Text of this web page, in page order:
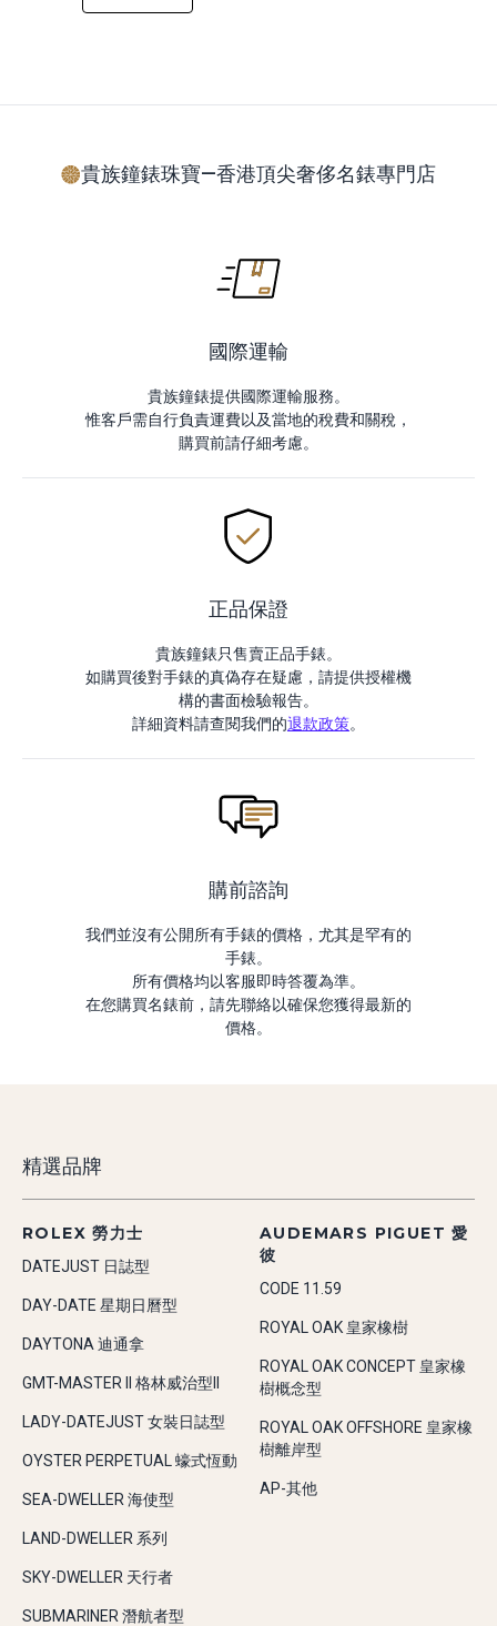
貴族鐘錶珠寶—香港頂尖奢侈名錶專門店
國際運輸
貴族鐘錶提供國際運輸服務。
惟客戶需自行負責運費以及當地的稅費和關稅，
購買前請仔細考慮。
正品保證
貴族鐘錶只售賣正品手錶。
如購買後對手錶的真偽存在疑慮，請提供授權機
構的書面檢驗報告。
詳細資料請查閱我們的退款政策。
購前諮詢
我們並沒有公開所有手錶的價格，尤其是罕有的
手錶。
所有價格均以客服即時答覆為準。
在您購買名錶前，請先聯絡以確保您獲得最新的
價格。
精選品牌
ROLEX 勞力士
DATEJUST 日誌型
DAY-DATE 星期日曆型
DAYTONA 迪通拿
GMT-MASTER II 格林威治型II
LADY-DATEJUST 女裝日誌型
OYSTER PERPETUAL 蠔式恆動
SEA-DWELLER 海使型
LAND-DWELLER 系列
SKY-DWELLER 天行者
SUBMARINER 潛航者型
AUDEMARS PIGUET 愛
彼
CODE 11.59
ROYAL OAK 皇家橡樹
ROYAL OAK CONCEPT 皇家橡
樹概念型
ROYAL OAK OFFSHORE 皇家橡
樹離岸型
AP-其他